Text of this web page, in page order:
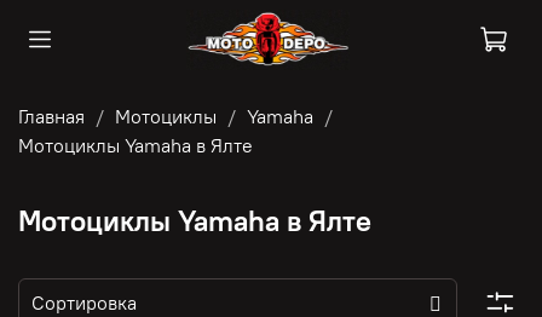
Главная Мотоциклы
Yamaha
Мотоциклы Yamaha в Ялте
Мотоциклы Yamaha в Ялте